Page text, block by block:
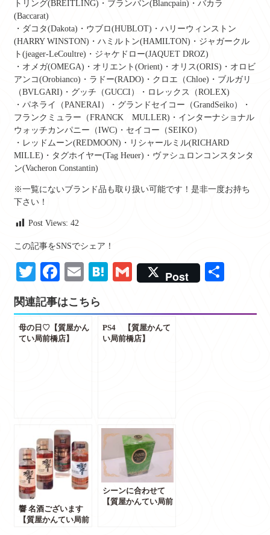
トリング(BREITLING)・ブランバン(Blancpain)・バカラ
(Baccarat)
・ダコタ(Dakota)・ウブロ(HUBLOT)・ハリーウィンストン
(HARRY WINSTON)・ハミルトン(HAMILTON)・ジャガークル
ト(jeager-LeCoultre)・ジャケドロー(JAQUET DROZ)
・オメガ(OMEGA)・オリエント(Orient)・オリス(ORIS)・オロビ
アンコ(Orobianco)・ラドー(RADO)・クロエ（Chloe)・ブルガリ
（BVLGARI)・グッチ（GUCCI）・ロレックス（ROLEX)
・パネライ（PANERAI）・グランドセイコー（GrandSeiko）・
フランクミュラー（FRANCK MULLER)・インターナショナル
ウォッチカンパニー（IWC)・セイコー（SEIKO）
・レッドムーン(REDMOON)・リシャールミル(RICHARD
MILLE)・タグホイヤー(Tag Heuer)・ヴァシュロンコンスタンタ
ン(Vacheron Constantin)
※一覧にないブランド品も取り扱い可能です！是非一度お持ち
下さい！
Post Views: 42
この記事をSNSでシェア！
TwitterFacebook
EmailHatenaGmail
Post
関連記事はこちら
母の日♡【質屋かん
てい局前橋店】
PS4 【質屋かんて
い局前橋店】
響 名酒ございます
【質屋かんてい局前
シーンに合わせて
【質屋かんてい局前